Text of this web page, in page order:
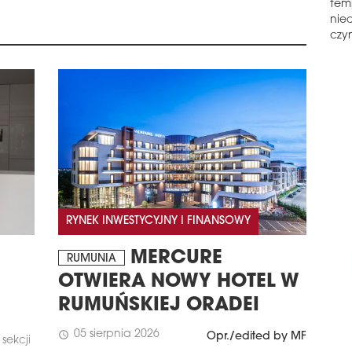
RYNEK INWESTYCYJNY I FINANSOWY
RUMUNIA
MERCURE
OTWIERA NOWY HOTEL W
RUMUŃSKIEJ ORADEI
schedule 05 sierpnia 2026 Opr./edited by MF